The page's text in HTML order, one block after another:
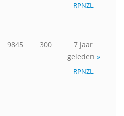
RPNZL
9845 300
7 jaar
geleden »
RPNZL